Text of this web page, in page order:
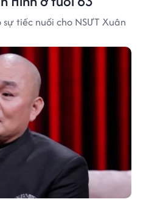
tiếc nuối cho NSƯT Xuân